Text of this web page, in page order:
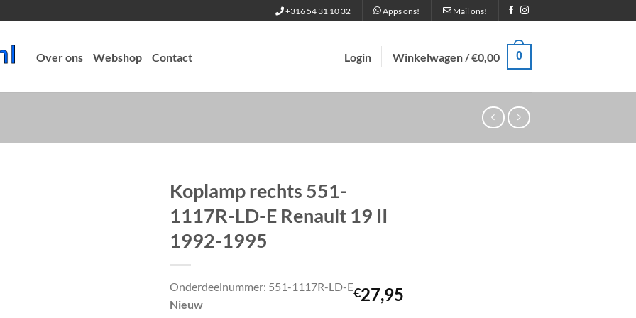
+316 54 31 10 32 Apps ons! Mail ons!
Over ons Webshop Contact Login Winkelwagen /€0,00 0
Koplamp rechts 551-
1117R-LD-E Renault 19 II
1992-1995
€27,95
Onderdeelnummer: 551-1117R-LD-E
Nieuw